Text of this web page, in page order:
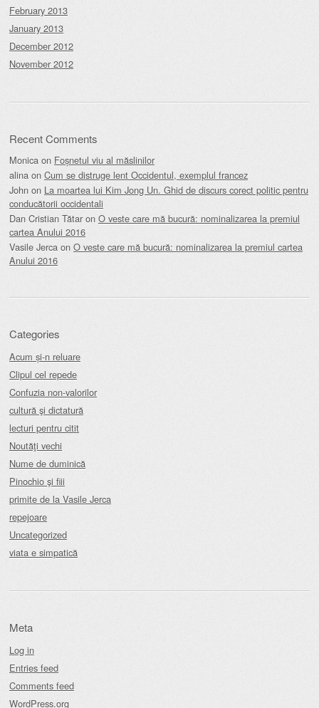
February 2013
January 2013
December 2012
November 2012
Recent Comments
Monica on Foșnetul viu al măslinilor
alina on Cum se distruge lent Occidentul, exemplul francez
John on La moartea lui Kim Jong Un. Ghid de discurs corect politic pentru
conducătorii occidentali
Dan Cristian Tătar on O veste care mă bucură: nominalizarea la premiul
cartea Anului 2016
Vasile Jerca on O veste care mă bucură: nominalizarea la premiul cartea
Anului 2016
Categories
Acum și-n reluare
Clipul cel repede
Confuzia non-valorilor
cultură şi dictatură
lecturi pentru citit
Noutăţi vechi
Nume de duminică
Pinochio şi fiii
primite de la Vasile Jerca
repejoare
Uncategorized
viata e simpatică
Meta
Log in
Entries feed
Comments feed
WordPress.org